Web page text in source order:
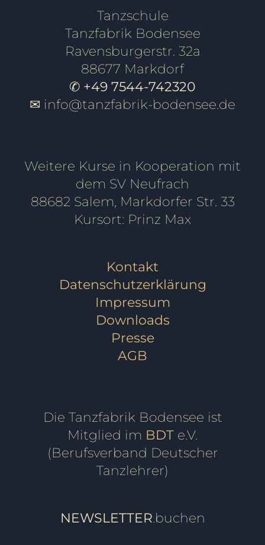
Tanzschule
Tanzfabrik Bodensee
Ravensburgerstr. 32a
88677 Markdorf
✆ +49 7544-742320
✉ info@tanzfabrik-bodensee.de
Weitere Kurse in Kooperation mit
dem SV Neufrach
88682 Salem, Markdorfer Str. 33
Kursort: Prinz Max
Kontakt
Datenschutzerklärung
Impressum
Downloads
Presse
AGB
Die Tanzfabrik Bodensee ist
Mitglied im BDT e.V.
(Berufsverband Deutscher
Tanzlehrer)
NEWSLETTER.buchen